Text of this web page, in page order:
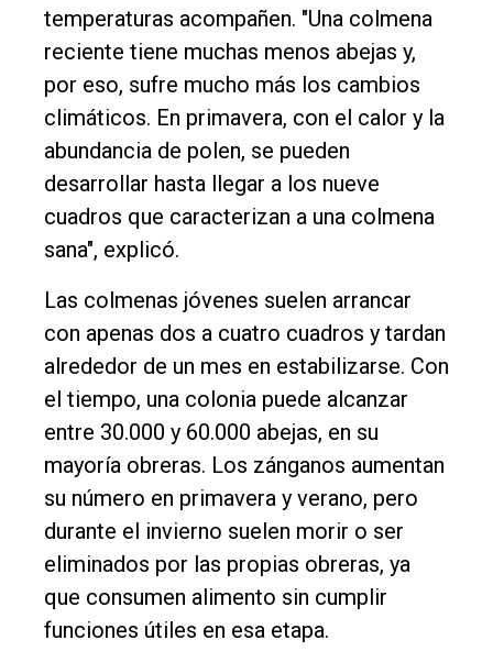
temperaturas acompañen. "Una colmena
reciente tiene muchas menos abejas y,
por eso, sufre mucho más los cambios
climáticos. En primavera, con el calor y la
abundancia de polen, se pueden
desarrollar hasta llegar a los nueve
cuadros que caracterizan a una colmena
sana", explicó.
Las colmenas jóvenes suelen arrancar
con apenas dos a cuatro cuadros y tardan
alrededor de un mes en estabilizarse. Con
el tiempo, una colonia puede alcanzar
entre 30.000 y 60.000 abejas, en su
mayoría obreras. Los zánganos aumentan
su número en primavera y verano, pero
durante el invierno suelen morir o ser
eliminados por las propias obreras, ya
que consumen alimento sin cumplir
funciones útiles en esa etapa.